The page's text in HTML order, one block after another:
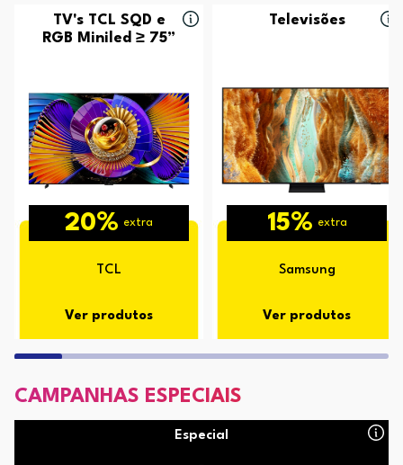
TV's TCL SQD e
RGB Miniled ≥ 75”
20% extra
TCL
Ver produtos
Televisões
15% extra
Samsung
Ver produtos
CAMPANHAS ESPECIAIS
Especial